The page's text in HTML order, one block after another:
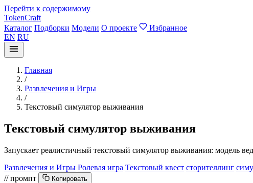
Перейти к содержимому
TokenCraft
Каталог Подборки Модели О проекте
Избранное
EN RU
Главная
/
Развлечения и Игры
/
Текстовый симулятор выживания
Текстовый симулятор выживания
Запускает реалистичный текстовый симулятор выживания: модель
Развлечения и Игры Ролевая игра Текстовый квест сторителлинг
// промпт
Копировать